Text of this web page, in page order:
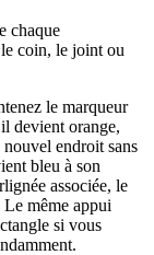
chaque
coin, le joint ou
le marqueur
devient orange,
endroit sans
bleu à son
associée, le
Le même appui
si vous